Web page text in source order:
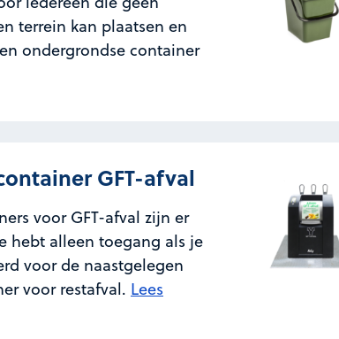
terrein kan plaatsen en
ondergrondse container
GFT-afval
voor GFT-afval zijn er
hebt alleen toegang als je
voor de naastgelegen
voor restafval. Lees